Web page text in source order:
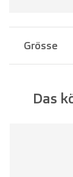
Grösse
Das